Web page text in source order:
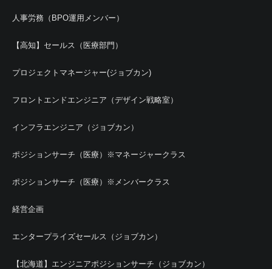
人事労務（BPO運用メンバー）
【高知】セールス（医療部門）
プロジェクトマネージャー(ジョブカン)
フロントエンドエンジニア（デザイン戦略室）
インフラエンジニア（ジョブカン）
ポジションサーチ（医療）※マネージャークラス
ポジションサーチ（医療）※メンバークラス
経営企画
エンタープライズセールス（ジョブカン）
【北海道】エンジニアポジションサーチ（ジョブカン）